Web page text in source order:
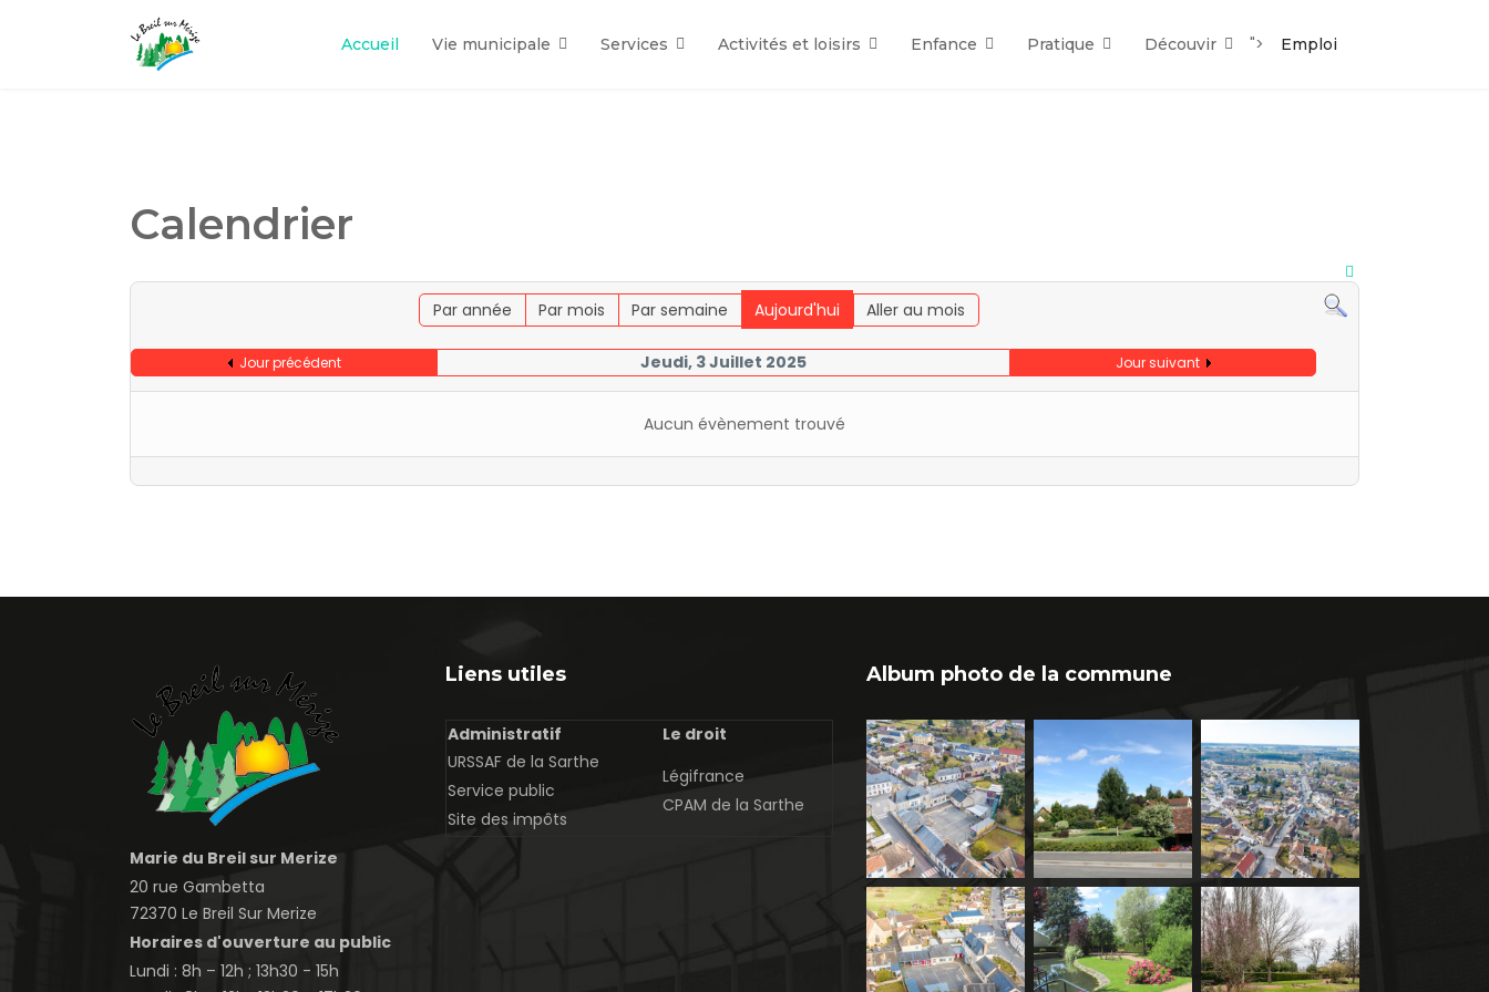
Accueil Vie municipale Services Activités et loisirs Enfance Pratique Découvir "> Emploi
Calendrier
Par année Par mois Par semaine Aujourd'hui Aller au mois
Jour précédent Jeudi, 3 Juillet 2025 Jour suivant
Aucun évènement trouvé
Marie du Breil sur Merize
20 rue Gambetta
72370 Le Breil Sur Merize
Horaires d'ouverture au public
Lundi : 8h – 12h ; 13h30 - 15h
Liens utiles
Administratif
Le droit
URSSAF de la Sarthe
Service public
Site des impôts
Légifrance
CPAM de la Sarthe
Album photo de la commune